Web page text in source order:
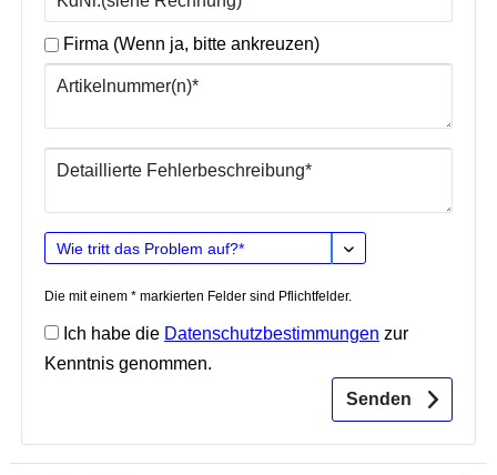
Firma (Wenn ja, bitte ankreuzen)
Die mit einem * markierten Felder sind Pflichtfelder.
Ich habe die Datenschutzbestimmungen zur
Kenntnis genommen.
Senden